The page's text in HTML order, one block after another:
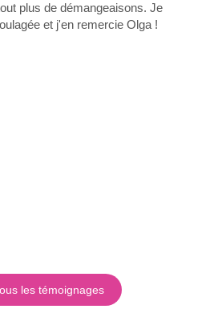
plus de démangeaisons. Je
et j'en remercie Olga !
consolidation suffisante pour
de fixation métallique , malgré
les témoignages